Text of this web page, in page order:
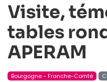
Visite,
tables
APERAM
Bourgogne - Franche-Comté